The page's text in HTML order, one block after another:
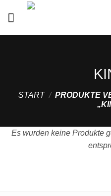
START / PRODUKTE
Es wurden keine Produkte